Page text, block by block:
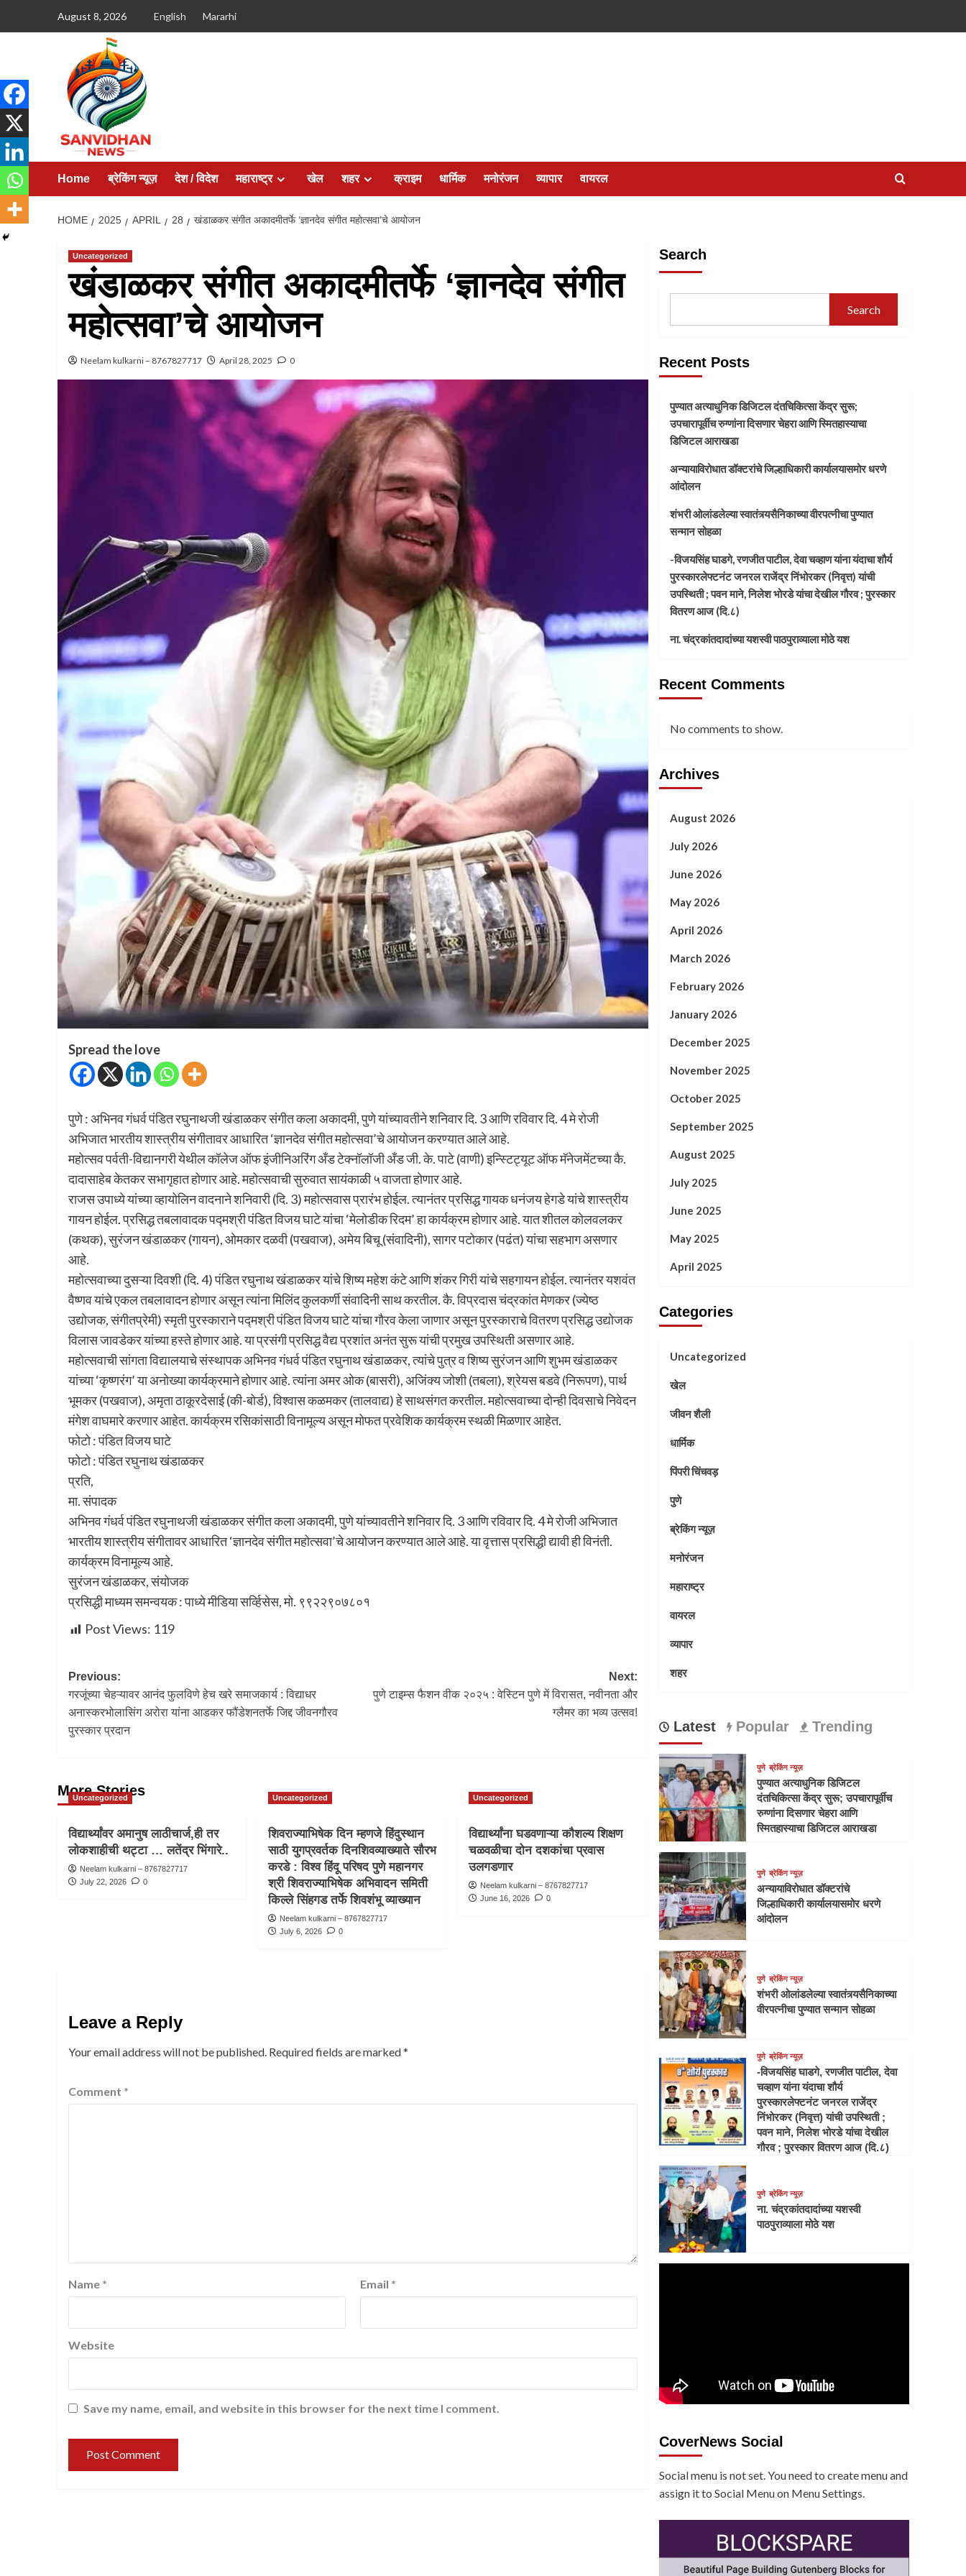
August 8, 2026 English Mararhi
Home ब्रेकिंग न्यूज़ देश / विदेश महाराष्ट्र खेल शहर क्राइम धार्मिक मनोरंजन व्यापार वायरल
HOME 2025 APRIL 28 खंडाळकर संगीत अकादमीतर्फे ‘ज्ञानदेव संगीत महोत्सवा’चे आयोजन
Uncategorized
खंडाळकर संगीत अकादमीतर्फे ‘ज्ञानदेव संगीत
महोत्सवा’चे आयोजन
Neelam kulkarni – 8767827717 April 28, 2025 0
Spread the love
पुणे : अभिनव गंधर्व पंडित रघुनाथजी खंडाळकर संगीत कला अकादमी, पुणे यांच्यावतीने शनिवार दि. 3 आणि रविवार दि. 4 मे रोजी
अभिजात भारतीय शास्त्रीय संगीतावर आधारित ‘ज्ञानदेव संगीत महोत्सवा’चे आयोजन करण्यात आले आहे.
महोत्सव पर्वती-विद्यानगरी येथील कॉलेज ऑफ इंजीनिअरिंग अँड टेक्नॉलॉजी अँड जी. के. पाटे (वाणी) इन्स्टिट्यूट ऑफ मॅनेजमेंटच्या कै.
दादासाहेब केतकर सभागृहात होणार आहे. महोत्सवाची सुरुवात सायंकाळी ५ वाजता होणार आहे.
राजस उपाध्ये यांच्या व्हायोलिन वादनाने शनिवारी (दि. 3) महोत्सवास प्रारंभ होईल. त्यानंतर प्रसिद्ध गायक धनंजय हेगडे यांचे शास्त्रीय
गायन होईल. प्रसिद्ध तबलावादक पद्मश्री पंडित विजय घाटे यांचा ‘मेलोडीक रिदम’ हा कार्यक्रम होणार आहे. यात शीतल कोलवलकर
(कथक), सुरंजन खंडाळकर (गायन), ओमकार दळवी (पखवाज), अमेय बिचू (संवादिनी), सागर पटोकार (पढंत) यांचा सहभाग असणार
आहे.
महोत्सवाच्या दुसऱ्या दिवशी (दि. 4) पंडित रघुनाथ खंडाळकर यांचे शिष्य महेश कंटे आणि शंकर गिरी यांचे सहगायन होईल. त्यानंतर यशवंत
वैष्णव यांचे एकल तबलावादन होणार असून त्यांना मिलिंद कुलकर्णी संवादिनी साथ करतील. कै. विप्रदास चंद्रकांत मेणकर (ज्येष्ठ
उद्योजक, संगीतप्रेमी) स्मृती पुरस्काराने पद्मश्री पंडित विजय घाटे यांचा गौरव केला जाणार असून पुरस्काराचे वितरण प्रसिद्ध उद्योजक
विलास जावडेकर यांच्या हस्ते होणार आहे. या प्रसंगी प्रसिद्ध वैद्य प्रशांत अनंत सुरू यांची प्रमुख उपस्थिती असणार आहे.
महोत्सवाची सांगता विद्यालयाचे संस्थापक अभिनव गंधर्व पंडित रघुनाथ खंडाळकर, त्यांचे पुत्र व शिष्य सुरंजन आणि शुभम खंडाळकर
यांच्या ‘कृष्णरंग’ या अनोख्या कार्यक्रमाने होणार आहे. त्यांना अमर ओक (बासरी), अजिंक्य जोशी (तबला), श्रेयस बडवे (निरूपण), पार्थ
भूमकर (पखवाज), अमृता ठाकूरदेसाई (की-बोर्ड), विश्वास कळमकर (तालवाद्य) हे साथसंगत करतील. महोत्सवाच्या दोन्ही दिवसाचे निवेदन
मंगेश वाघमारे करणार आहेत. कार्यक्रम रसिकांसाठी विनामूल्य असून मोफत प्रवेशिक कार्यक्रम स्थळी मिळणार आहेत.
फोटो : पंडित विजय घाटे
फोटो : पंडित रघुनाथ खंडाळकर
प्रति,
मा. संपादक
अभिनव गंधर्व पंडित रघुनाथजी खंडाळकर संगीत कला अकादमी, पुणे यांच्यावतीने शनिवार दि. 3 आणि रविवार दि. 4 मे रोजी अभिजात
भारतीय शास्त्रीय संगीतावर आधारित ‘ज्ञानदेव संगीत महोत्सवा’चे आयोजन करण्यात आले आहे. या वृत्तास प्रसिद्धी द्यावी ही विनंती.
कार्यक्रम विनामूल्य आहे.
सुरंजन खंडाळकर, संयोजक
प्रसिद्धी माध्यम समन्वयक : पाध्ये मीडिया सर्व्हिसेस, मो. ९९२२९०७८०१
Post Views: 119
Previous:
गरजूंच्या चेहऱ्यावर आनंद फुलविणे हेच खरे समाजकार्य : विद्याधर
अनास्करभोलासिंग अरोरा यांना आडकर फौंडेशनतर्फे जिद्द जीवनगौरव
पुरस्कार प्रदान
Next:
पुणे टाइम्स फैशन वीक २०२५ : वेस्टिन पुणे में विरासत, नवीनता और
ग्लैमर का भव्य उत्सव!
More Stories
Uncategorized
विद्यार्थ्यांवर अमानुष लाठीचार्ज,ही तर
लोकशाहीची थट्टा … लतेंद्र भिंगारे..
Neelam kulkarni – 8767827717
July 22, 2026
0
Uncategorized
शिवराज्याभिषेक दिन म्हणजे हिंदुस्थान
साठी युगप्रवर्तक दिनशिवव्याख्याते सौरभ
करडे : विश्व हिंदू परिषद पुणे महानगर
श्री शिवराज्याभिषेक अभिवादन समिती
किल्ले सिंहगड तर्फे शिवशंभू व्याख्यान
Neelam kulkarni – 8767827717
July 6, 2026
0
Uncategorized
विद्यार्थ्यांना घडवणाऱ्या कौशल्य शिक्षण
चळवळीचा दोन दशकांचा प्रवास
उलगडणार
Neelam kulkarni – 8767827717
June 16, 2026
0
Leave a Reply
Your email address will not be published. Required fields are marked*
Comment *
Name * Email *
Website
Save my name, email, and website in this browser for the next time I comment.
Search
Search
Recent Posts
पुण्यात अत्याधुनिक डिजिटल दंतचिकित्सा केंद्र सुरू;
उपचारापूर्वीच रुग्णांना दिसणार चेहरा आणि स्मितहास्याचा
डिजिटल आराखडा
अन्यायाविरोधात डॉक्टरांचे जिल्हाधिकारी कार्यालयासमोर धरणे
आंदोलन
शंभरी ओलांडलेल्या स्वातंत्र्यसैनिकाच्या वीरपत्नीचा पुण्यात
सन्मान सोहळा
-विजयसिंह घाडगे, रणजीत पाटील, देवा चव्हाण यांना यंदाचा शौर्य
पुरस्कारलेफ्टनंट जनरल राजेंद्र निंभोरकर (निवृत्त) यांची
उपस्थिती ; पवन माने, निलेश भोरडे यांचा देखील गौरव ; पुरस्कार
वितरण आज (दि.८)
ना. चंद्रकांतदादांच्या यशस्वी पाठपुराव्याला मोठे यश
Recent Comments
No comments to show.
Archives
August 2026
July 2026
June 2026
May 2026
April 2026
March 2026
February 2026
January 2026
December 2025
November 2025
October 2025
September 2025
August 2025
July 2025
June 2025
May 2025
April 2025
Categories
Uncategorized
खेल
जीवन शैली
धार्मिक
पिंपरी चिंचवड़
पुणे
ब्रेकिंग न्यूज़
मनोरंजन
महाराष्ट्र
वायरल
व्यापार
शहर
Latest Popular Trending
पुणे ब्रेकिंग न्यूज़
पुण्यात अत्याधुनिक डिजिटल
दंतचिकित्सा केंद्र सुरू; उपचारापूर्वीच
रुग्णांना दिसणार चेहरा आणि
स्मितहास्याचा डिजिटल आराखडा
पुणे ब्रेकिंग न्यूज़
अन्यायाविरोधात डॉक्टरांचे
जिल्हाधिकारी कार्यालयासमोर धरणे
आंदोलन
पुणे ब्रेकिंग न्यूज़
शंभरी ओलांडलेल्या स्वातंत्र्यसैनिकाच्या
वीरपत्नीचा पुण्यात सन्मान सोहळा
पुणे ब्रेकिंग न्यूज़
-विजयसिंह घाडगे, रणजीत पाटील, देवा
चव्हाण यांना यंदाचा शौर्य
पुरस्कारलेफ्टनंट जनरल राजेंद्र
निंभोरकर (निवृत्त) यांची उपस्थिती ;
पवन माने, निलेश भोरडे यांचा देखील
गौरव ; पुरस्कार वितरण आज (दि.८)
पुणे ब्रेकिंग न्यूज़
ना. चंद्रकांतदादांच्या यशस्वी
पाठपुराव्याला मोठे यश
CoverNews Social
Social menu is not set. You need to create menu and
assign it to Social Menu on Menu Settings.